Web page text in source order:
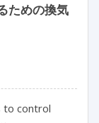
ための換気
to control